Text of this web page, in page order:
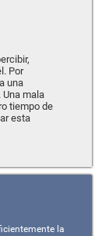
Por
una
mala
tiempo de
esta
la